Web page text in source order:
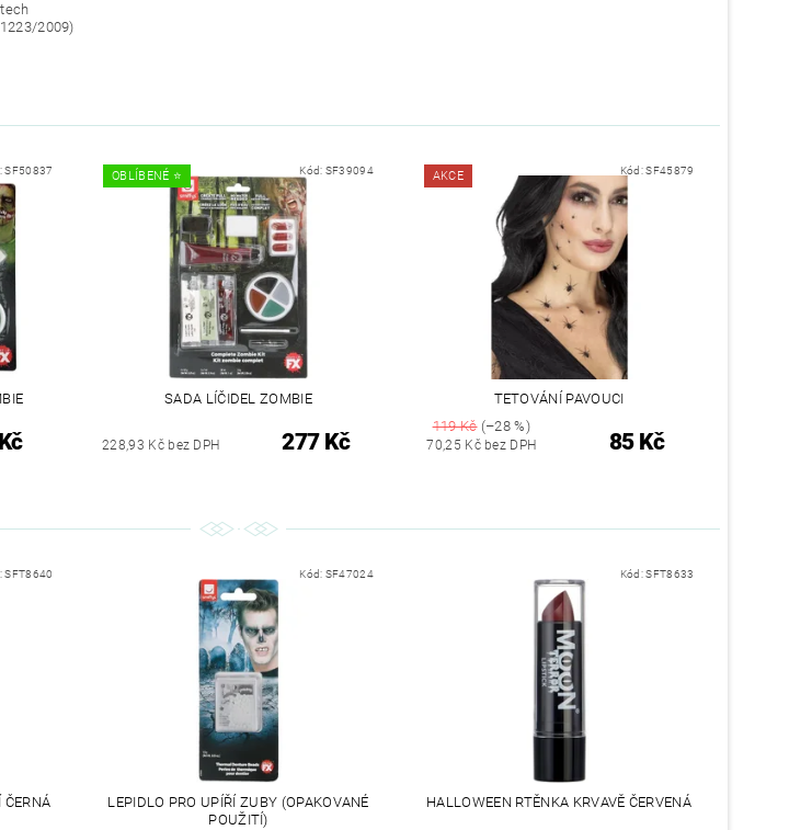
2009)
SF50837 OBLÍBENÉ ⭐️ Kód: SF39094
SADA LÍČIDEL ZOMBIE
228,93 Kč bez DPH 277 Kč
AKCE Kód:SF45879
TETOVÁNÍ PAVOUCI
119 Kč(–28 %)
70,25 Kč bez DPH 85 Kč
SFT8640
ČERNÁ
Kód: SF47024
LEPIDLO PRO UPÍŘÍ ZUBY (OPAKOVANÉ
POUŽITÍ)
Kód:SFT8633
HALLOWEEN RTĚNKA KRVAVĚ ČERVENÁ